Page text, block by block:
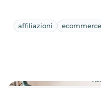
affiliazioni ecommerce